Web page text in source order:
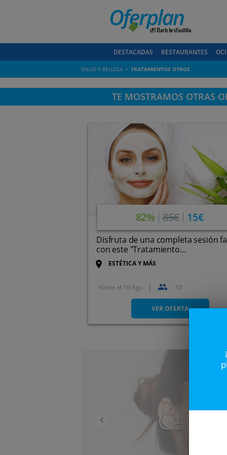
DESTACADAS RESTAURANTES
SALUD Y BELLEZA TRATAMIENTOS OTROS
TE MOSTRAMOS OTRAS
82% 85€ 15€
Disfruta de una completa sesión
con este "Tratamiento...
ESTÉTICA Y MÁS
Paseo de Zorrilla, 119, 47008.
Valladolid.
Hasta el 16 Ago 10
VER OFERTA